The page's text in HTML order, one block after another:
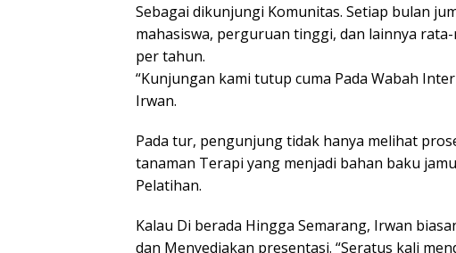
Sebagai dikunjungi Komunitas. Setiap bulan
mahasiswa, perguruan tinggi, dan lainnya
per tahun.
“Kunjungan kami tutup cuma Pada Wabah
Irwan.
Pada tur, pengunjung tidak hanya melihat
tanaman Terapi yang menjadi bahan baku
Pelatihan.
Kalau Di berada Hingga Semarang, Irwan
dan Menyediakan presentasi. “Seratus kali